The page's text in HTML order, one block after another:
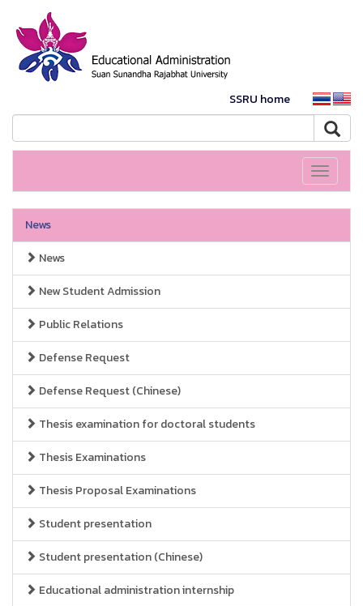
SSRU home
Toggle
News
News
New Student Admission
Public Relations
Defense Request
Defense Request (Chinese)
Thesis examination for doctoral students
Thesis Examinations
Thesis Proposal Examinations
Student presentation
Student presentation (Chinese)
Educational administration internship